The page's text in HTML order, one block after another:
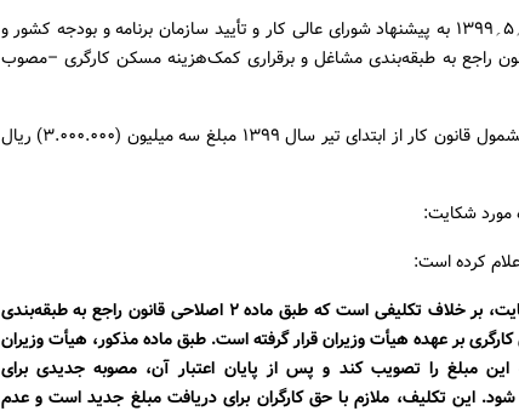
«هیأت وزیران در جلسه ۲۹؍۵؍۱۳۹۹ به پیشنهاد شورای عالی کار و تأیید سازمان برنامه و بودجه کشور و
۲ اصلاحی قانون راجع به طبقه‌بندی مشاغل و برقراری کمک‌هزینه مسکن کارگری –مصوب
کمک‌هزینه مسکن کارگران مشمول قانون کار از ابتدای تیر سال ۱۳۹۹ مبلغ سه میلیون (۳.۰۰۰.۰۰۰) ریال
مورد شکایت:
کرده است:
تاریخ اجرای مصوبه مورد شکایت، بر خلاف تکلیفی است که طبق ماده ۲ اصلاحی قانون راجع به طبقه‌بندی
بر عهده هیأت وزیران قرار گرفته است. طبق ماده مذکور، هیأت وزیران
مبلغ را تصویب کند و پس از پایان اعتبار آن، مصوبه جدیدی برای
این تکلیف، ملازم با حق کارگران برای دریافت مبلغ جدید است و عدم